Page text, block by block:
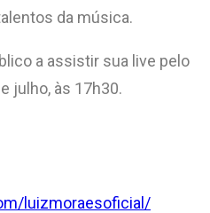
da música.
a assistir sua live pelo
julho, às 17h30.
luizmoraesoficial/